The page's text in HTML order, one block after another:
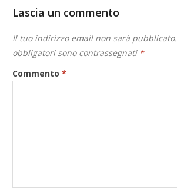
Lascia un commento
Il tuo indirizzo email non sarà pubblicato.
obbligatori sono contrassegnati *
Commento*